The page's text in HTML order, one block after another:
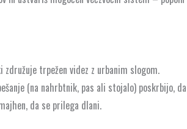
združuje trpežen videz z urbanim slogom.
(na nahrbtnik, pas ali stojalo) poskrbijo,
da se prilega dlani.